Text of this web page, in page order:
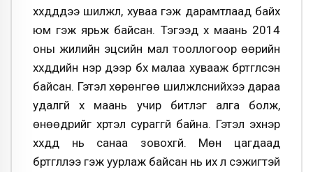
хүүхдүүддээ шилжүүл, хуваа гэж дарамтлаад байх
юм гэж ярьж байсан. Тэгээд хүү маань 2014
оны жилийн эцсийн мал тооллогоор өөрийн
хүүхдүүдийн нэр дээр бүх малаа хувааж бүртгүүлсэн
байсан. Гэтэл хөрөнгөө шилжүүлснийхээ дараа
удалгүй хүү маань учир битүүлэг алга болж,
өнөөдрийг хүртэл сураггүй байна. Гэтэл эхнэр
хүүхдүүд нь санаа зовохгүй. Мөн цагдаад
бүртгүүллээ гэж уурлаж байсан нь их л сэжигтэй